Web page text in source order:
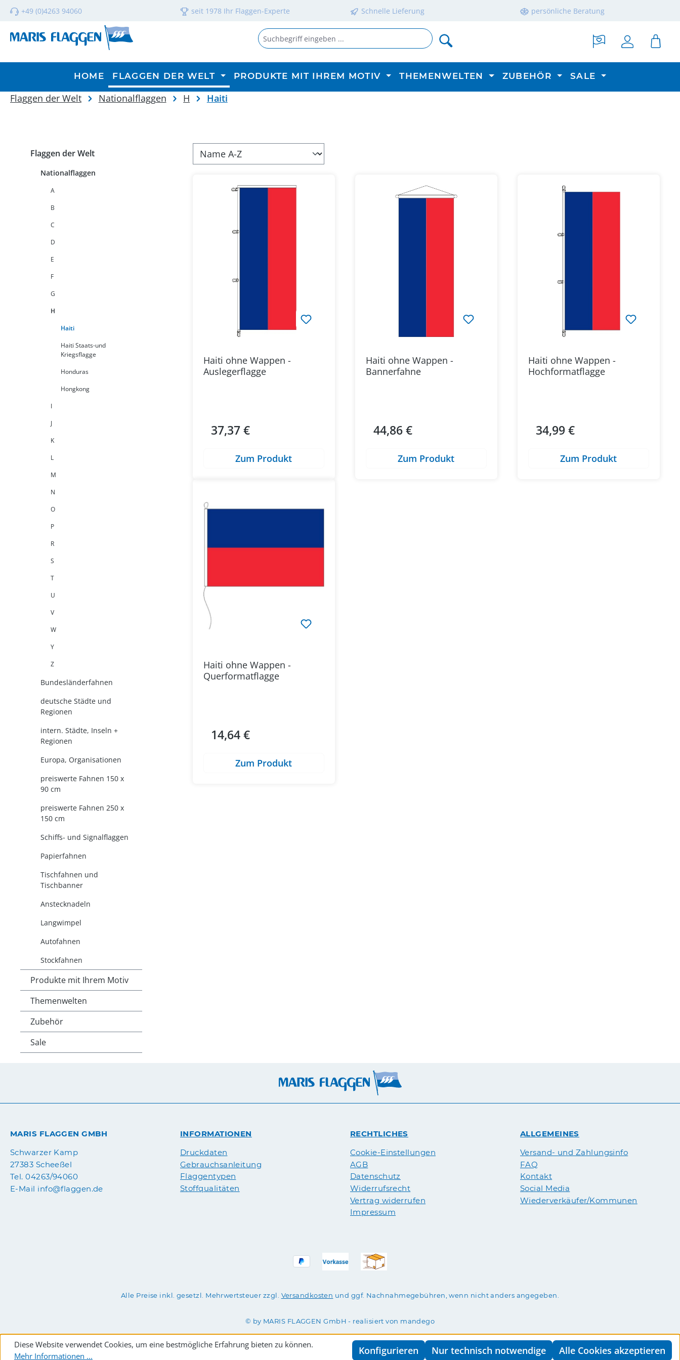
Hauptinhalt springen
Zur Suche springen
Zur Hauptnavigation springen
+49 (0)4263 94060 seit 1978 Ihr Flaggen-Experte Schnelle Lieferung persönliche Beratung
HOME FLAGGEN DER WELT PRODUKTE MIT IHREM MOTIV THEMENWELTEN ZUBEHÖR SALE
Flaggen der Welt Nationalflaggen H Haiti
Flaggen der Welt
Nationalflaggen
A
B
C
D
E
F
G
H
Haiti
Haiti Staats-und
Kriegsflagge
Honduras
Hongkong
I
J
K
L
M
N
O
P
R
S
T
U
V
W
Y
Z
Bundesländerfahnen
deutsche Städte und
Regionen
intern. Städte, Inseln +
Regionen
Europa, Organisationen
preiswerte Fahnen 150 x
90 cm
preiswerte Fahnen 250 x
150 cm
Schiffs- und Signalflaggen
Papierfahnen
Tischfahnen und
Tischbanner
Anstecknadeln
Langwimpel
Autofahnen
Stockfahnen
Produkte mit Ihrem Motiv
Themenwelten
Zubehör
Sale
Haiti ohne Wappen -
Auslegerflagge
Regulärer Preis:
37,37 €
Zum Produkt
Haiti ohne Wappen -
Bannerfahne
Regulärer Preis:
44,86 €
Zum Produkt
Haiti ohne Wappen -
Hochformatflagge
Regulärer Preis:
34,99 €
Zum Produkt
Haiti ohne Wappen -
Querformatflagge
Regulärer Preis:
14,64 €
Zum Produkt
MARIS FLAGGEN GMBH
Schwarzer Kamp
27383 Scheeßel
Tel. 04263/94060
E-Mail info@flaggen.de
INFORMATIONEN
Druckdaten
Gebrauchsanleitung
Flaggentypen
Stoffqualitäten
RECHTLICHES
Cookie-Einstellungen
AGB
Datenschutz
Widerrufsrecht
Vertrag widerrufen
Impressum
ALLGEMEINES
Versand- und Zahlungsinfo
FAQ
Kontakt
Social Media
Wiederverkäufer/Kommunen
Alle Preise inkl. gesetzl. Mehrwertsteuer zzgl. Versandkosten und ggf. Nachnahmegebühren, wenn nicht anders angegeben.
© by MARIS FLAGGEN GmbH - realisiert von mandego
Diese Website verwendet Cookies, um eine bestmögliche Erfahrung bieten zu können.
Mehr Informationen ...
Nur technisch notwendige
Konfigurieren Alle Cookies akzeptieren